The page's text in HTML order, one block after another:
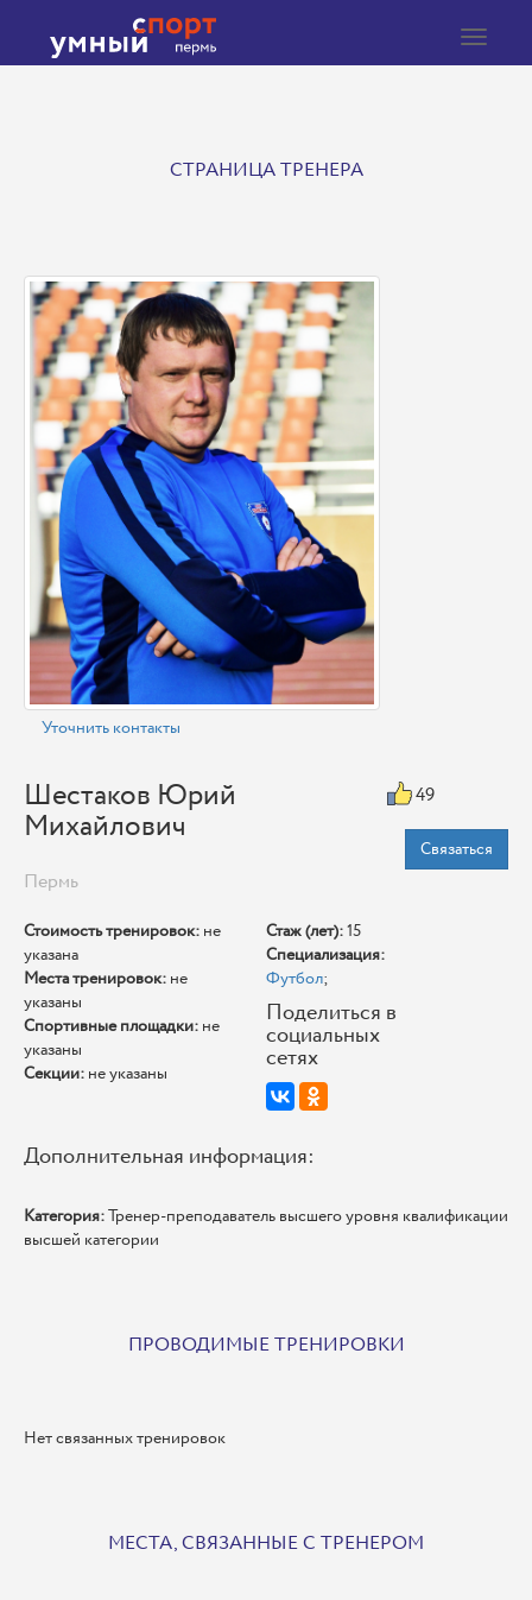
Toggle
СТРАНИЦА ТРЕНЕРА
Уточнить контакты
Шестаков Юрий
Михайлович
49
Связаться
Пермь
Стоимость тренировок: не
указана
Места тренировок: не
указаны
Спортивные площадки: не
указаны
Секции: не указаны
Стаж (лет):15
Специализация:
Футбол;
Поделиться в
социальных
сетях
Дополнительная информация:
Категория:Тренер-преподаватель высшего уровня квалификации
высшей категории
ПРОВОДИМЫЕ ТРЕНИРОВКИ
Нет связанных тренировок
МЕСТА, СВЯЗАННЫЕ С ТРЕНЕРОМ